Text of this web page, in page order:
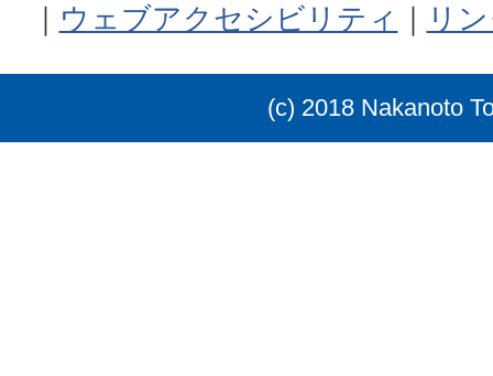
ウェブアクセシビリティ
リ
(c) 2018 Nakanoto